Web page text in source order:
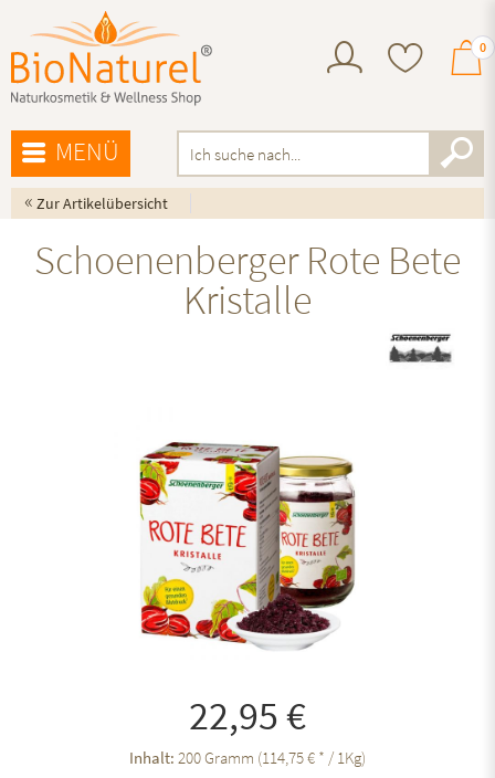
0
MENÜ
« Zur Artikelübersicht
Schoenenberger Rote Bete
Kristalle
22,95 €
Inhalt: 200 Gramm (114,75 € * / 1Kg)